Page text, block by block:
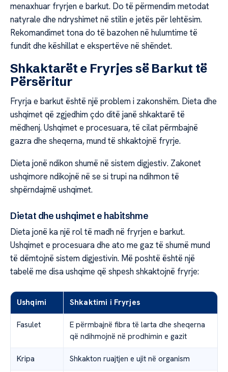
menaxhuar fryrjen e barkut. Do të përmendim metodat
natyrale dhe ndryshimet në stilin e jetës për lehtësim.
Rekomandimet tona do të bazohen në hulumtime të
fundit dhe këshillat e ekspertëve në shëndet.
Shkaktarët e Fryrjes së Barkut të
Përsëritur
Fryrja e barkut është një problem i zakonshëm. Dieta dhe
ushqimet që zgjedhim çdo ditë janë shkaktarë të
mëdhenj. Ushqimet e procesuara, të cilat përmbajnë
gazra dhe sheqerna, mund të shkaktojnë fryrje.
Dieta jonë ndikon shumë në sistem digjestiv. Zakonet
ushqimore ndikojnë në se si trupi na ndihmon të
shpërndajmë ushqimet.
Dietat dhe ushqimet e habitshme
Dieta jonë ka një rol të madh në fryrjen e barkut.
Ushqimet e procesuara dhe ato me gaz të shumë mund
të dëmtojnë sistem digjestivin. Më poshtë është një
tabelë me disa ushqime që shpesh shkaktojnë fryrje:
Ushqimi Shkaktimi i Fryrjes
Fasulet
E përmbajnë fibra të larta dhe sheqerna
që ndihmojnë në prodhimin e gazit
Kripa Shkakton ruajtjen e ujit në organism